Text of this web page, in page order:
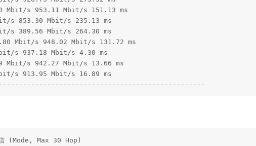
Mbit/s 953.11 Mbit/s 151.13 ms
s 853.30 Mbit/s 235.13 ms
s 389.56 Mbit/s 264.30 ms
Mbit/s 948.02 Mbit/s 131.72 ms
s 937.18 Mbit/s 4.30 ms
Mbit/s 942.27 Mbit/s 13.66 ms
s 913.95 Mbit/s 16.89 ms
(Mode, Max 30 Hop)